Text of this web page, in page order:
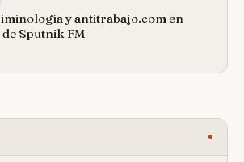
y antitrabajo.com en
Sputnik FM